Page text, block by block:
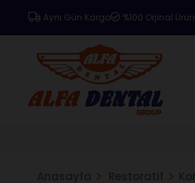
Aynı Gün Kargo %100 Orjinal Ürün